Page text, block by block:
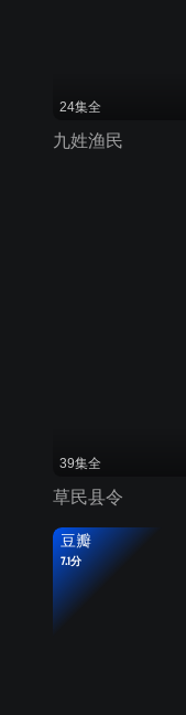
24集全
九姓渔民
39集全
草民县令
豆瓣
7.1分